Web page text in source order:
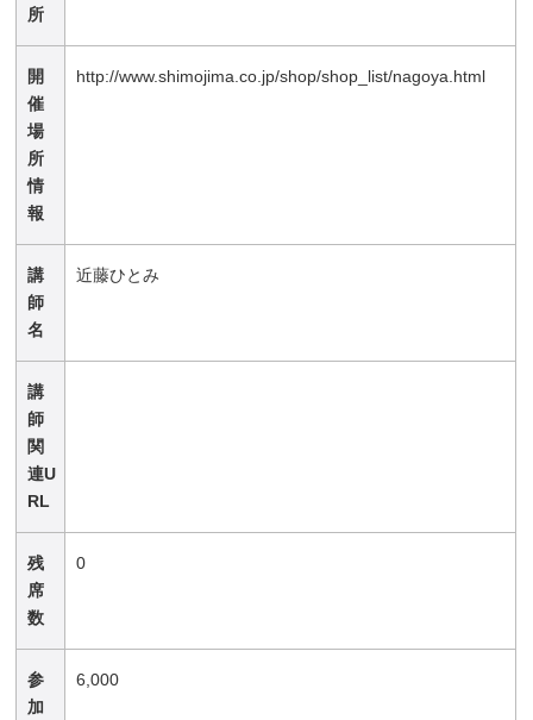
所
開
催
場
所
情
報
http://www.shimojima.co.jp/shop/shop_list/nagoya.html
講
師
名
近藤ひとみ
講
師
関
連U
RL
残
席
数
0
参
加
6,000